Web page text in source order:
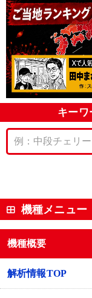
キーワ
機種メニュー
機種概要
解析情報TOP